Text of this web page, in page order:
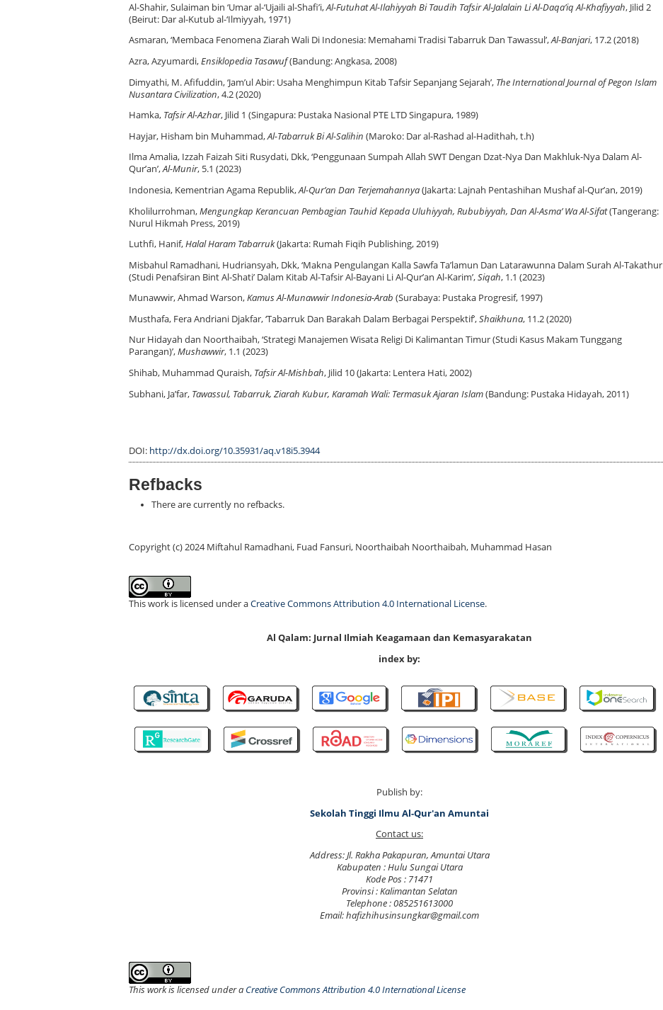
Al-Shahir, Sulaiman bin ‘Umar al-‘Ujaili al-Shafi’i,Al-Futuhat Al-Ilahiyyah Bi Taudih Tafsir Al-Jalalain Li Al-Daqa’iq Al-Khafiyyah, Jilid 2
(Beirut: Dar al-Kutub al-‘Ilmiyyah, 1971)
Asmaran, ‘Membaca Fenomena Ziarah Wali Di Indonesia: Memahami Tradisi Tabarruk Dan Tawassul’,Al-Banjari, 17.2 (2018)
Azra, Azyumardi,Ensiklopedia Tasawuf(Bandung: Angkasa, 2008)
Dimyathi, M. Afifuddin, ‘Jam’ul Abir: Usaha Menghimpun Kitab Tafsir Sepanjang Sejarah’, The International Journal of Pegon Islam
Nusantara Civilization, 4.2 (2020)
Hamka, Tafsir Al-Azhar, Jilid 1 (Singapura: Pustaka Nasional PTE LTD Singapura, 1989)
Hayjar, Hisham bin Muhammad,Al-Tabarruk Bi Al-Salihin (Maroko: Dar al-Rashad al-Hadithah, t.h)
Ilma Amalia, Izzah Faizah Siti Rusydati, Dkk, ‘Penggunaan Sumpah Allah SWT Dengan Dzat-Nya Dan Makhluk-Nya Dalam Al-
Qur’an’,Al-Munir, 5.1 (2023)
Indonesia, Kementrian Agama Republik,Al-Qur’an Dan Terjemahannya(Jakarta: Lajnah Pentashihan Mushaf al-Qur’an, 2019)
Kholilurrohman,Mengungkap Kerancuan Pembagian Tauhid Kepada Uluhiyyah, Rububiyyah, Dan Al-Asma’ Wa Al-Sifat(Tangerang:
Nurul Hikmah Press, 2019)
Luthfi, Hanif,Halal Haram Tabarruk(Jakarta: Rumah Fiqih Publishing, 2019)
Misbahul Ramadhani, Hudriansyah, Dkk, ‘Makna Pengulangan Kalla Sawfa Ta’lamun Dan Latarawunna Dalam Surah Al-Takathur
(Studi Penafsiran Bint Al-Shati’ Dalam Kitab Al-Tafsir Al-Bayani Li Al-Qur’an Al-Karim’,Siqah, 1.1 (2023)
Munawwir, Ahmad Warson,Kamus Al-Munawwir Indonesia-Arab (Surabaya: Pustaka Progresif, 1997)
Musthafa, Fera Andriani Djakfar, ‘Tabarruk Dan Barakah Dalam Berbagai Perspektif’,Shaikhuna, 11.2 (2020)
Nur Hidayah dan Noorthaibah, ‘Strategi Manajemen Wisata Religi Di Kalimantan Timur (Studi Kasus Makam Tunggang
Parangan)’,Mushawwir, 1.1 (2023)
Shihab, Muhammad Quraish, Tafsir Al-Mishbah, Jilid 10 (Jakarta: Lentera Hati, 2002)
Subhani, Ja’far, Tawassul, Tabarruk, Ziarah Kubur, Karamah Wali: Termasuk Ajaran Islam(Bandung: Pustaka Hidayah, 2011)
DOI: http://dx.doi.org/10.35931/aq.v18i5.3944
Refbacks
There are currently no refbacks.
Copyright (c) 2024 Miftahul Ramadhani, Fuad Fansuri, Noorthaibah Noorthaibah, Muhammad Hasan
This work is licensed under aCreative Commons Attribution 4.0 International License.
Al Qalam: Jurnal Ilmiah Keagamaan dan Kemasyarakatan
index by:
Publish by:
Sekolah Tinggi Ilmu Al-Qur'an Amuntai
Contact us:
Address: Jl. Rakha Pakapuran, Amuntai Utara
Kabupaten : Hulu Sungai Utara
Kode Pos : 71471
Provinsi : Kalimantan Selatan
Telephone : 085251613000
Email: hafizhihusinsungkar@gmail.com
This work is licensed under a Creative Commons Attribution 4.0 International License